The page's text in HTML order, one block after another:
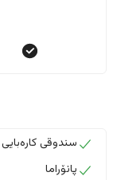
سندوقی کارەبایی
پانۆراما